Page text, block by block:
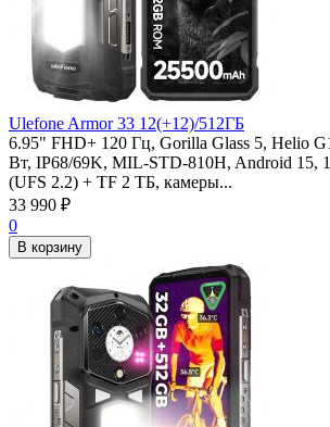
Ulefone Armor 33 12(+12)/512ГБ
6.95" FHD+ 120 Гц, Gorilla Glass 5, Helio
Вт, IP68/69K, MIL-STD-810H, Android 15,
(UFS 2.2) + TF 2 ТБ, камеры...
33 990 ₽
0
В корзину